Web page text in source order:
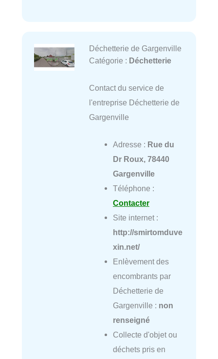
Déchetterie de Gargenville
Catégorie : Déchetterie
Contact du service de
l'entreprise Déchetterie de
Gargenville
Adresse : Rue du
Dr Roux, 78440
Gargenville
Téléphone :
Contacter
Site internet :
http://smirtomduve
xin.net/
Enlèvement des
encombrants par
Déchetterie de
Gargenville : non
renseigné
Collecte d'objet ou
déchets pris en